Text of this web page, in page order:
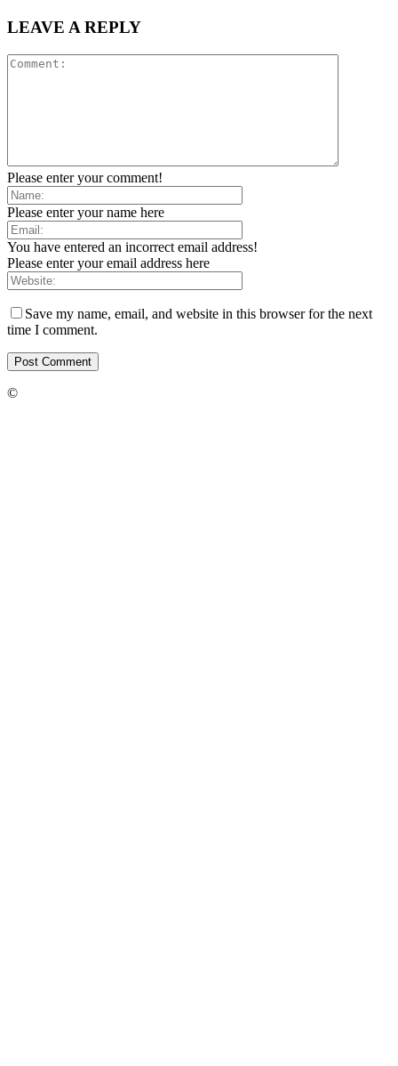
LEAVE A REPLY
Please enter your comment!
Please enter your name here
You have entered an incorrect email address!
Please enter your email address here
Save my name, email, and website in this browser for the next
time I comment.
©